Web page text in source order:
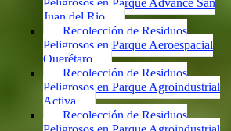
Peligrosos en Parque Advance San
Juan del Rio
Recolección de Residuos
Peligrosos en Parque Aeroespacial
Querétaro
Recolección de Residuos
Peligrosos en Parque Agroindustrial
Activa
Recolección de Residuos